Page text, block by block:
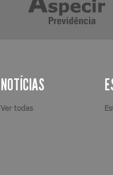
NOTÍCIAS
Ver todas